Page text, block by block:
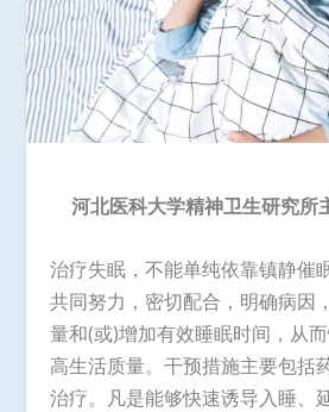
河北医科大学精神卫生研究所
治疗失眠，不能单纯依靠镇静催
共同努力，密切配合，明确病因
量和(或)增加有效睡眠时间，从
高生活质量。干预措施主要包括
治疗。凡是能够快速诱导入睡、